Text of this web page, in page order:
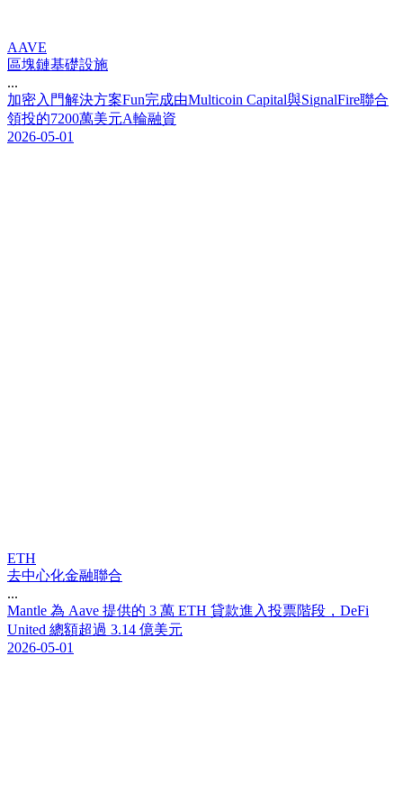
AAVE
區塊鏈基礎設施
...
加密入 門解決方案Fun完成由Multicoin Capital與SignalFire聯合
領投的7200萬美元A輪融資
2026-05-01
ETH
去中心化金融聯合
...
Mantle 為 Aave 提供的 3 萬 ETH 貸款進 入投票階段 ， DeFi
United 總額超過 3.14 億美元
2026-05-01